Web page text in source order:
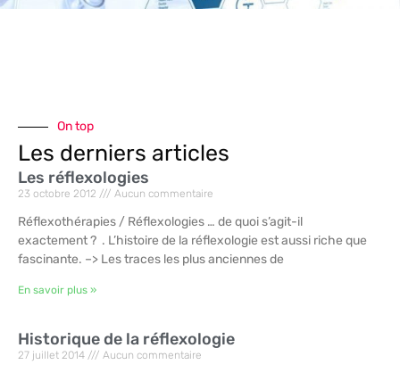
On top
Les derniers articles
Les réflexologies
23 octobre 2012 Aucun commentaire
Réflexothérapies / Réflexologies … de quoi s’agit-il
exactement ? . L’histoire de la réflexologie est aussi riche que
fascinante. –> Les traces les plus anciennes de
En savoir plus »
Historique de la réflexologie
27 juillet 2014 Aucun commentaire